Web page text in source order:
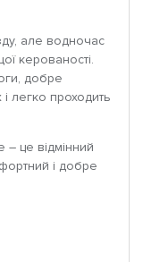
але водночас
керованості.
добре
легко проходить
– це відмінний
і добре